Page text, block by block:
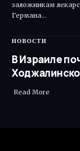
заложникам
Германа…
НОВОСТИ
В Израиле
​ Read More